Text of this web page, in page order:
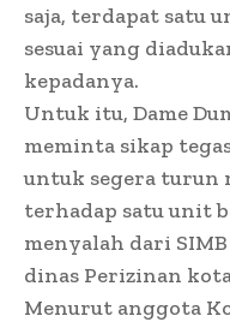
saja, terdapat satu
sesuai yang
kepadanya.
Untuk itu, Dame
meminta sikap
untuk segera turun
terhadap satu unit
menyalah dari
dinas Perizinan
Menurut anggota